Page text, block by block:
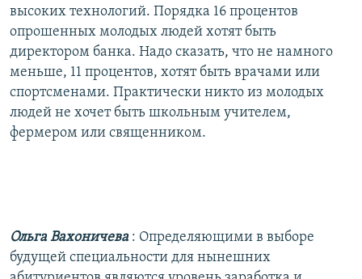
высоких технологий. Порядка 16 процентов
опрошенных молодых людей хотят быть
директором банка. Надо сказать, что не намного
меньше, 11 процентов, хотят быть врачами или
спортсменами. Практически никто из молодых
людей не хочет быть школьным учителем,
фермером или священником.
Ольга Вахоничева : Определяющими в выборе
будущей специальности для нынешних